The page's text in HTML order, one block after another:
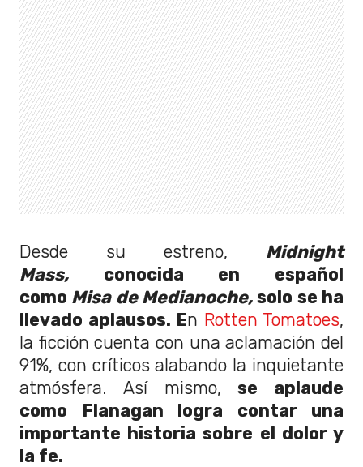
Desde su estreno, Midnight
Mass, conocida en español
como Misa de Medianoche,solo se ha
llevado aplausos. En Rotten Tomatoes,
la ficción cuenta con una aclamación del
91%, con críticos alabando la inquietante
atmósfera. Así mismo, se aplaude
como Flanagan logra contar una
importante historia sobre el dolor y
la fe.